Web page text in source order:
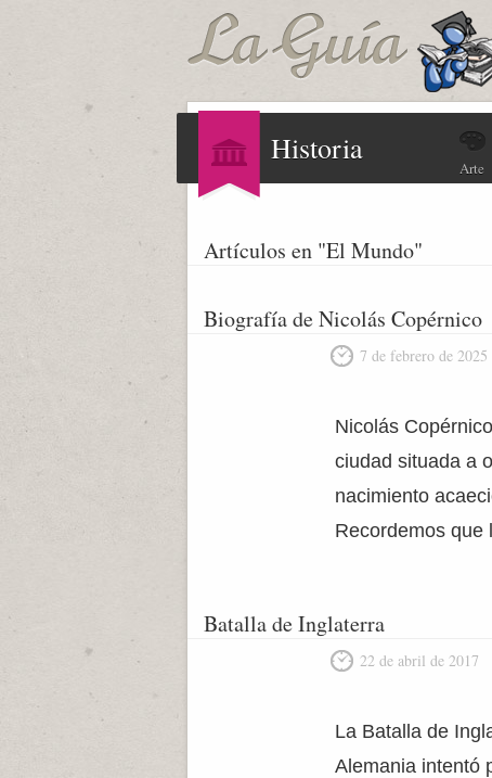
Historia
Arte
Artículos en "El Mundo"
Biografía de Nicolás Copérnico
7 de febrero de 2025
Nicolás
ciudad situada a
nacimiento
Recordemos
Batalla de Inglaterra
22 de abril de 2017
La Batalla de
Alemania intentó